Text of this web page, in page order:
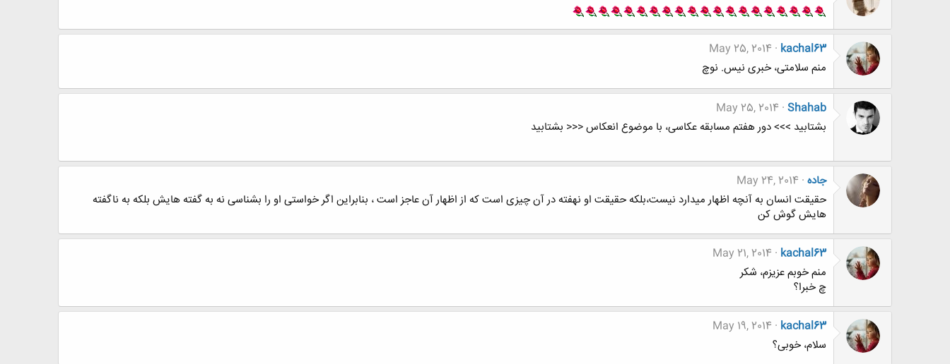
kachal63
May 25, 2014
منم سلامتی، خبری نیس. نوچ
Shahab
May 25, 2014
بشتابید >>> دور هفتم مسابقه عکاسی، با موضوع انعکاس <<< بشتابید
جاده May 24, 2014
حقیقت انسان به آنچه اظهار میدارد نیست،بلکه حقیقت او نهفته در آن چیزی است که از اظهار آن عاجز است ، بنابراین اگر خواستی او را بشناسی نه به گفته هایش بلکه به ناگفته
هایش گوش کن
kachal63
May 21, 2014
منم خوبم عزیزم، شکر
چ خبرا؟
kachal63
May 19, 2014
سلام، خوبی؟